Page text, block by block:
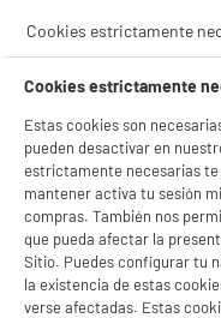
Cookies estrictamente
Cookies estrictamente
Estas cookies son
pueden desactivar en
estrictamente necesarias
mantener activa tu sesión
compras. También nos
que pueda afectar la
Sitio. Puedes configurar tu
la existencia de estas
verse afectadas. Estas